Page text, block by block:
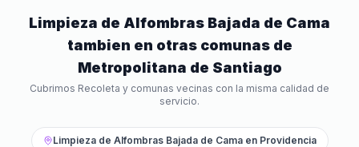
Limpieza de Alfombras Bajada de Cama
tambien en otras comunas de
Metropolitana de Santiago
Cubrimos Recoleta y comunas vecinas con la misma calidad de
servicio.
Limpieza de Alfombras Bajada de Camaen Providencia